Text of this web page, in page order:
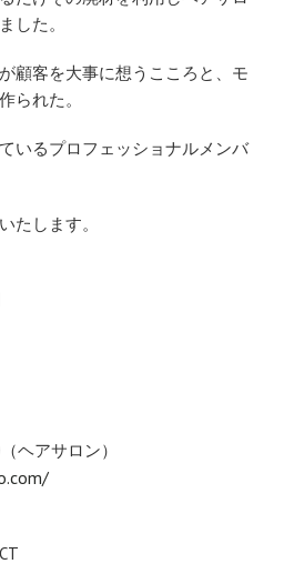
した。
顧客を大事に想うこころと、モ
られた。
いるプロフェッショナルメンバ
たします。
ヘアサロン）